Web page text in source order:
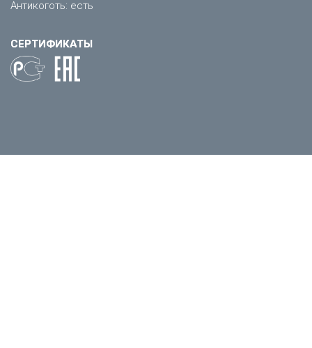
Антикоготь: есть
СЕРТИФИКАТЫ